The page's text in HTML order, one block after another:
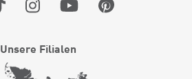
Unsere Filialen